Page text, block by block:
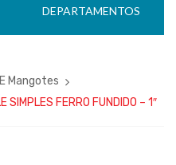
DEPARTAMENTOS
Mangotes
SIMPLES FERRO FUNDIDO – 1″